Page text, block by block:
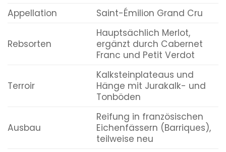
Appellation
Saint-Émilion Grand Cru
Rebsorten
Hauptsächlich Merlot,
ergänzt durch Cabernet
Franc und Petit Verdot
Terroir
Kalksteinplateaus und
Hänge mit Jurakalk- und
Tonböden
Ausbau
Reifung in französischen
Eichenfässern (Barriques),
teilweise neu